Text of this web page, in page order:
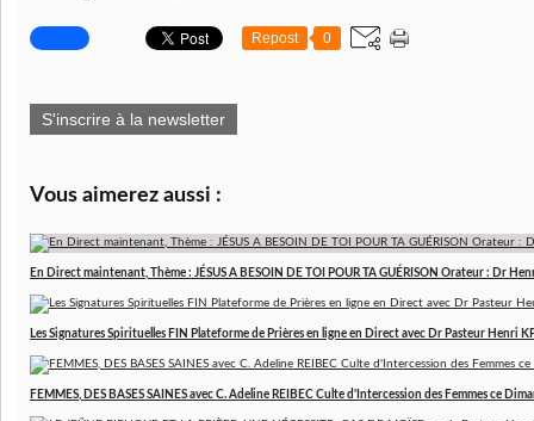
Repost 0
S'inscrire à la newsletter
Vous aimerez aussi :
En Direct maintenant, Thème : JÉSUS A BESOIN DE TOI POUR TA GUÉRISON Orateur : Dr
Les Signatures Spirituelles FIN Plateforme de Prières en ligne en Direct avec Dr Pasteur Henri
FEMMES, DES BASES SAINES avec C. Adeline REIBEC Culte d'Intercession des Femmes ce